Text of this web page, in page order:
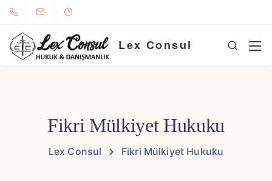
Lex Consul
Fikri Mülkiyet Hukuku
Lex Consul Fikri Mülkiyet Hukuku